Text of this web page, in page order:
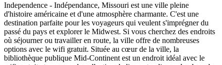
Independence - Indépendance, Missouri est une ville pleine
d'histoire américaine et d'une atmosphère charmante. C'est une
destination parfaite pour les voyageurs qui veulent s'imprégner du
passé du pays et explorer le Midwest. Si vous cherchez des endroits
où séjourner ou travailler en route, la ville offre de nombreuses
options avec le wifi gratuit. Située au cœur de la ville, la
bibliothèque publique Mid-Continent est un endroit idéal avec le